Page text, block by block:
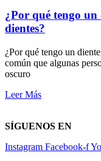
¿Por qué tengo un
dientes?
¿Por qué tengo un
común que algunas
oscuro
Leer Más
SÍGUENOS EN
Instagram Facebook-f